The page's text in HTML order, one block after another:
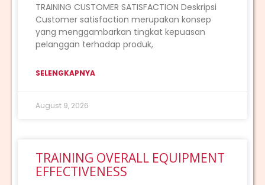
TRAINING CUSTOMER SATISFACTION Deskripsi
Customer satisfaction merupakan konsep
yang menggambarkan tingkat kepuasan
pelanggan terhadap produk,
SELENGKAPNYA
August 9, 2026
TRAINING OVERALL EQUIPMENT
EFFECTIVENESS